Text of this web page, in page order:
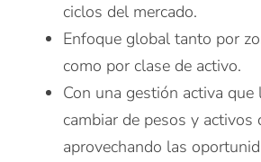
ciclos del mercado.
Enfoque global tanto por
como por clase de activo.
Con una gestión activa que
cambiar de pesos y
aprovechando las